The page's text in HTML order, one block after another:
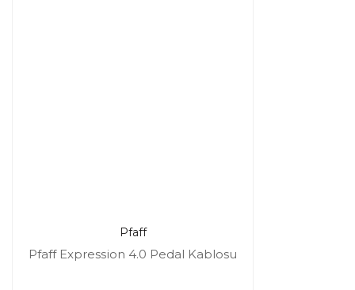
Pfaff
Pfaff Expression 4.0 Pedal Kablosu